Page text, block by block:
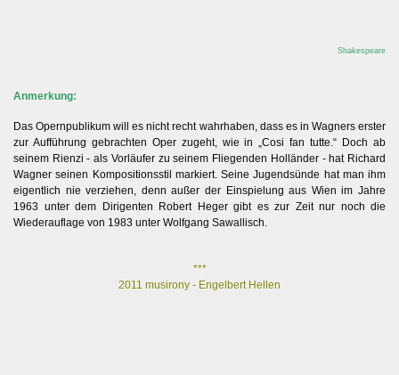
Shakespeare
Anmerkung:
Das Opernpublikum will es nicht recht wahrhaben, dass es in Wagners erster
zur Aufführung gebrachten Oper zugeht, wie in „Cosi fan tutte.“ Doch ab
seinem Rienzi - als Vorläufer zu seinem Fliegenden Holländer - hat Richard
Wagner seinen Kompositionsstil markiert. Seine Jugendsünde hat man ihm
eigentlich nie verziehen, denn außer der Einspielung aus Wien im Jahre
1963 unter dem Dirigenten Robert Heger gibt es zur Zeit nur noch die
Wiederauflage von 1983 unter Wolfgang Sawallisch.
***
2011 musirony - Engelbert Hellen